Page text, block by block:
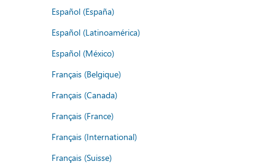
Español (España)
Español (Latinoamérica)
Español (México)
Français (Belgique)
Français (Canada)
Français (France)
Français (International)
Français (Suisse)